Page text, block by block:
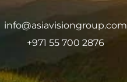
info@asiavisiongroup.com
+971 55 700 2876